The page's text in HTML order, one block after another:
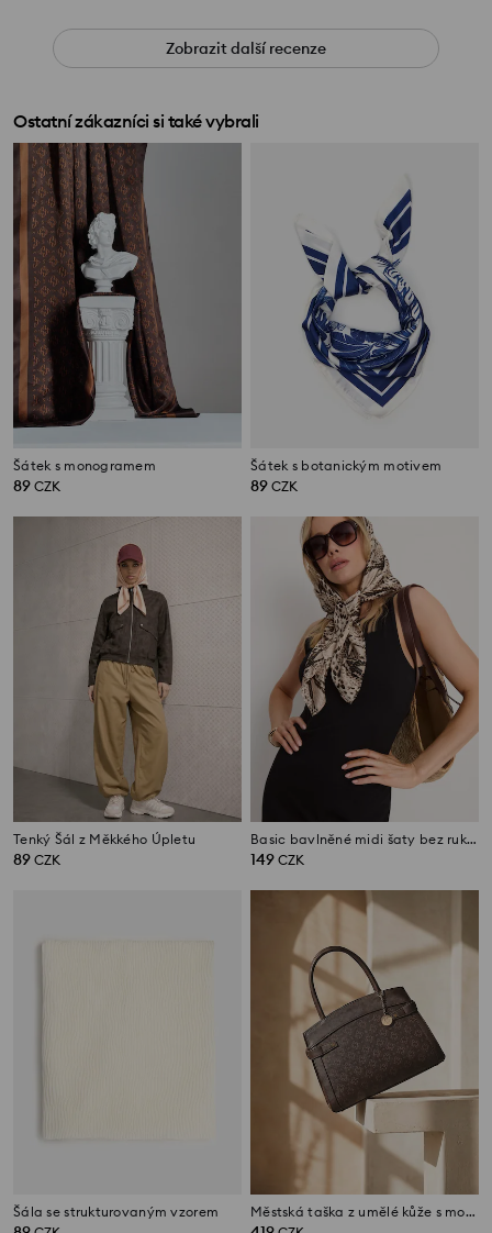
Zobrazit další recenze
Ostatní zákazníci si také vybrali
Šátek s monogramem
89 CZK
Šátek s botanickým motivem
89 CZK
Tenký Šál z Měkkého Úpletu
89 CZK
Basic bavlněné midi šaty bez rukávů
149 CZK
Šála se strukturovaným vzorem Městská taška z umělé kůže s monogramem a šperkovým přívěskem